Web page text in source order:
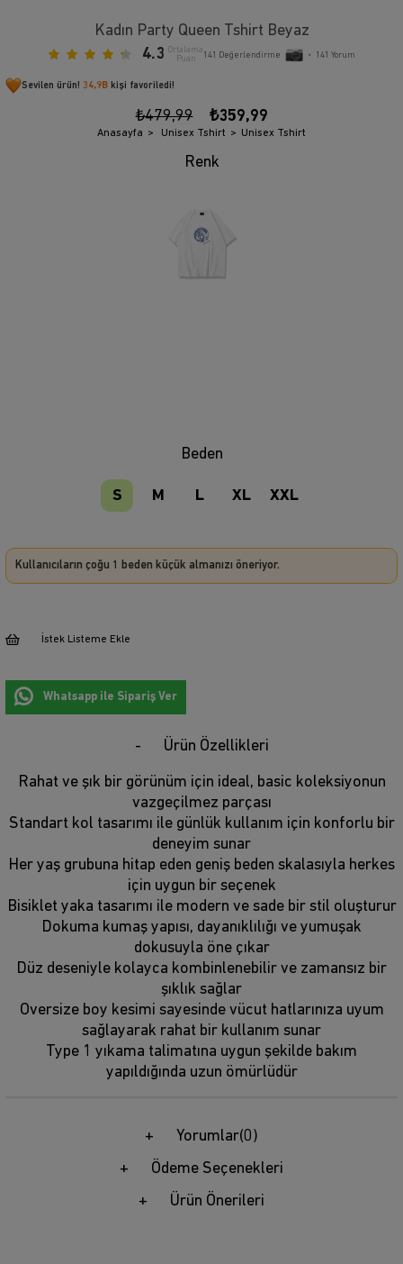
Kadın Party Queen Tshirt Beyaz
4.3 Ortalama
Puan
141 Değerlendirme • 141 Yorum
Sevilen ürün! 34,9B kişi favoriledi!
₺479,99 ₺359,99
Anasayfa Unisex Tshirt Unisex Tshirt
Beden
S M L XL XXL
Kullanıcıların çoğu 1 beden küçük almanızı öneriyor.
İstek Listeme Ekle
Whatsapp ile Sipariş Ver
Ürün Özellikleri
Rahat ve şık bir görünüm için ideal, basic koleksiyonun
vazgeçilmez parçası
Standart kol tasarımı ile günlük kullanım için konforlu bir
deneyim sunar
Her yaş grubuna hitap eden geniş beden skalasıyla herkes
için uygun bir seçenek
Bisiklet yaka tasarımı ile modern ve sade bir stil oluşturur
Dokuma kumaş yapısı, dayanıklılığı ve yumuşak
dokusuyla öne çıkar
Düz deseniyle kolayca kombinlenebilir ve zamansız bir
şıklık sağlar
Oversize boy kesimi sayesinde vücut hatlarınıza uyum
sağlayarak rahat bir kullanım sunar
Type 1 yıkama talimatına uygun şekilde bakım
yapıldığında uzun ömürlüdür
Yorumlar(0)
Ödeme Seçenekleri
Ürün Önerileri